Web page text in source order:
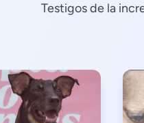
Testigos de la